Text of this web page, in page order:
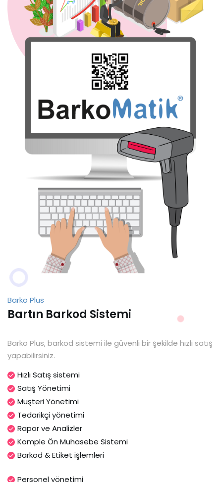
Barko Plus
Bartın Barkod Sistemi
Barko Plus, barkod sistemi ile güvenli bir şekilde hızlı satış
yapabilirsiniz.
Hızlı Satış sistemi
Satış Yönetimi
Müşteri Yönetimi
Tedarikçi yönetimi
Rapor ve Analizler
Komple Ön Muhasebe Sistemi
Barkod & Etiket işlemleri
Personel yönetimi